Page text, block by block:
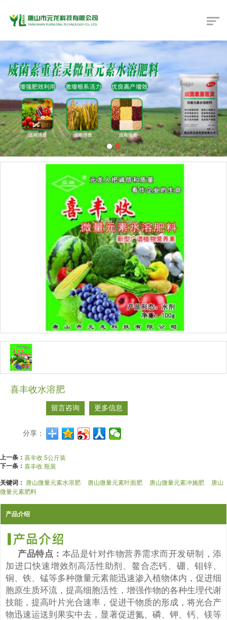
喜丰收水溶肥
留言咨询 更多信息
分享：
上一条： 喜丰收 5公斤装
下一条： 喜丰收 瓶装
关键词： 唐山微量元素水溶肥 唐山微量元素叶面肥 唐山微量元素冲施肥
唐山
微量元素肥料
产品介绍
产品特点： 本品是针对作物营养需求而开发研制，添
加进口快速增效剂高活性助剂、鳌合态钙、硼、钼锌、
铜、铁、锰等多种微量元素能迅速渗入植物体内，促进细
胞原生质环流，提高细胞活性，增强作物的各种生理代谢
技能，提高叶片光合速率，促进干物质的形成，将光合产
物迅速运送到果实中去，显著促进氮、磷、钾、钙、镁等